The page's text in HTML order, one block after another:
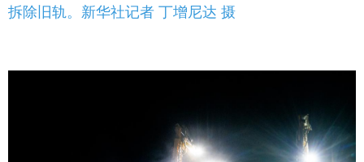
拆除旧轨。新华社记者 丁增尼达 摄